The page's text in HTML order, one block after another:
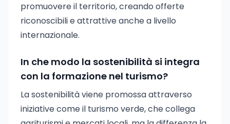
promuovere il territorio, creando offerte
riconoscibili e attrattive anche a livello
internazionale.
In che modo la sostenibilità si integra
con la formazione nel turismo?
La sostenibilità viene promossa attraverso
iniziative come il turismo verde, che collega